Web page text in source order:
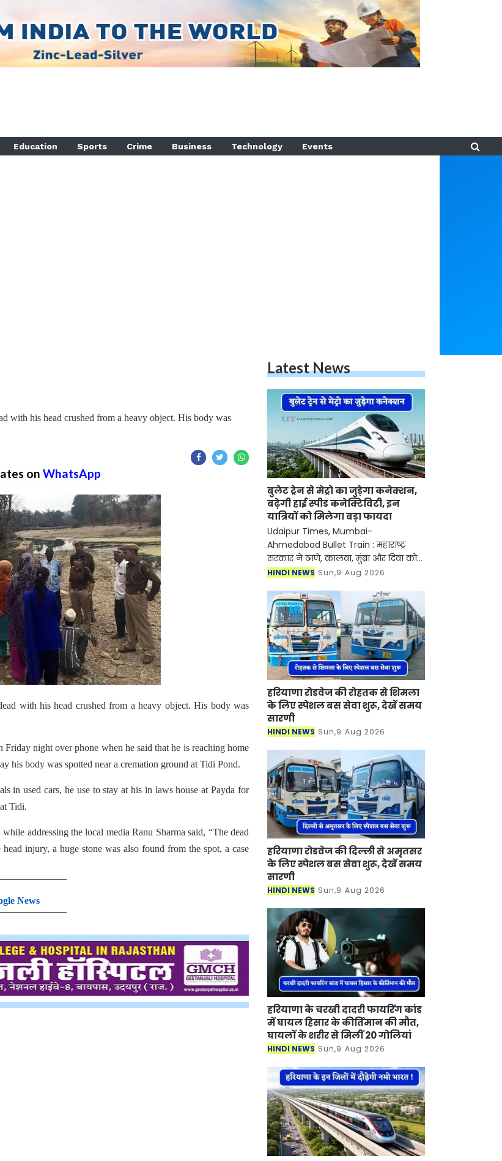
Education Sports Crime Business Technology Events
with his head crushed from a heavy object. His body was
on WhatsApp
with his head crushed from a heavy object. His body was
night over phone when he said that he is reaching home
his body was spotted near a cremation ground at Tidi Pond.
in used cars, he use to stay at his in laws house at Payda for
Tidi.
addressing the local media Ranu Sharma said, “The dead
injury, a huge stone was also found from the spot, a case
News
Latest News
बुलेट ट्रेन से मेट्रो का जुड़ेगा कनेक्शन,
बढ़ेगी हाई स्पीड कनेक्टिविटी, इन
यात्रियों को मिलेगा बड़ा फायदा
Udaipur Times, Mumbai-
Ahmedabad Bullet Train : महाराष्ट्र
सरकार ने ठाणे, कालवा, मुंब्रा और दिवा को
जोड़ने वाले एक नए मेट्रो कॉरिडोर को
हाई-स्पीड रेल कॉरि
HINDI NEWS Sun,9 Aug 2026
हरियाणा रोडवेज की रोहतक से शिमला
के लिए स्पेशल बस सेवा शुरू, देखें समय
सारणी
HINDI NEWS Sun,9 Aug 2026
हरियाणा रोडवेज की दिल्ली से अमृतसर
के लिए स्पेशल बस सेवा शुरू, देखें समय
सारणी
HINDI NEWS Sun,9 Aug 2026
हरियाणा के चरखी दादरी फायरिंग कांड
में घायल हिसार के कीर्तिमान की मौत,
घायलों के शरीर से मिलीं 20 गोलियां
HINDI NEWS Sun,9 Aug 2026